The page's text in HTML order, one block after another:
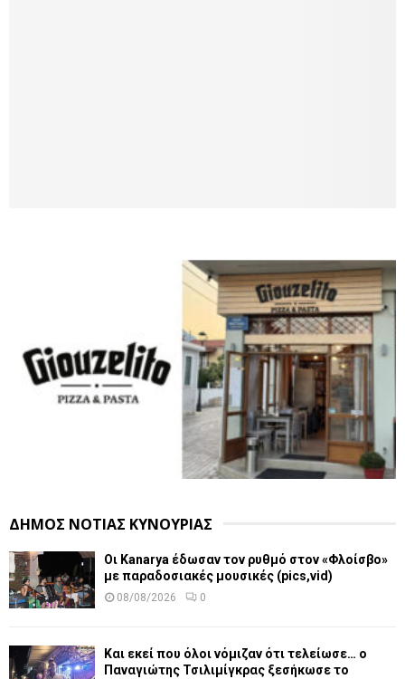
ΔΗΜΟΣ ΝΟΤΙΑΣ ΚΥΝΟΥΡΙΑΣ
Οι Kanarya έδωσαν τον ρυθμό στον «Φλοίσβο»
με παραδοσιακές μουσικές (pics,vid)
08/08/2026 0
Και εκεί που όλοι νόμιζαν ότι τελείωσε… ο
Παναγιώτης Τσιλιμίγκρας ξεσήκωσε το